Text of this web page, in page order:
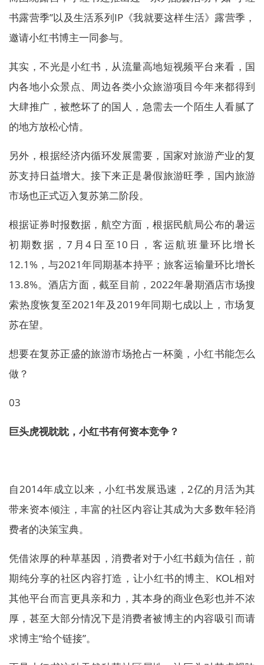
书露营季”以及生活系列IP《我就要这样生活》露营季，
邀请小红书博主一同参与。
其实，不光是小红书，从流量高地短视频平台来看，国
内各地小众景点、周边各类小众旅游项目今年来都得到
大肆推广，被憋坏了的国人，急需去一个陌生人看腻了
的地方放松心情。
另外，根据经济内循环发展需要，国家对旅游产业的复
苏支持日益增大。接下来正是暑假旅游旺季，国内旅游
市场也正式迈入复苏第二阶段。
根据证券时报数据，航空方面，根据民航局公布的暑运
初期数据，7月4日至10日，客运航班量环比增长
12.1%，与2021年同期基本持平；旅客运输量环比增长
13.8%。酒店方面，截至目前，2022年暑期酒店市场搜
索热度恢复至2021年及2019年同期七成以上，市场复
苏在望。
想要在复苏正盛的旅游市场抢占一杯羹，小红书能怎么
做？
03
巨头虎视眈眈，小红书有何资本竞争？
自2014年成立以来，小红书发展迅速，2亿的月活为其
带来资本倾注，丰富的社区内容让其成为大多数年轻消
费者的决策宝典。
凭借浓厚的种草基因，消费者对于小红书颇为信任，前
期纯分享的社区内容打造，让小红书的博主、KOL相对
其他平台而言更具亲和力，其本身的商业色彩也并不浓
厚，甚至大部分情况下是消费者被博主的内容吸引而请
求博主“给个链接”。